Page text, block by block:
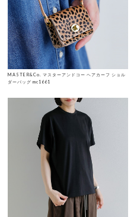
MASTER&Co. マスターアンドコー ヘアカーフ ショル
ダーバッグ mc1661